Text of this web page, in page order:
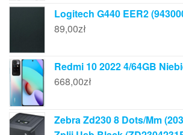
Logitech G440 EER2
89,00zł
Redmi 10 2022 4/64GB
668,00zł
Zebra Zd230 8 Dots/Mm